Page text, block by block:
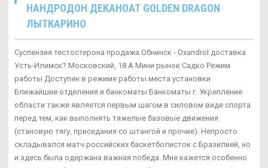
НАНДРОДОН ДЕКАНОАТ GOLDEN DRAGON
ЛЫТКАРИНО
Суспензия тестостерона продажа Обнинск - Oxandrol доставка
Усть-Илимск? Московский, 18 А Мини рынок Садко Режим
работы Доступен в режиме работы места установки
Ближайшие отделения и банкоматы Банкоматы г. Укрепление
области также является первым шагом в силовом виде спорта
перед тем, как выполнять тяжелые базовые движения
(становую тягу, приседания со штангой и прочие). Непросто
складывался матч российских баскетболисток с Бразилией, но
и здесь была одержана важная победа. Мне кажется особенно